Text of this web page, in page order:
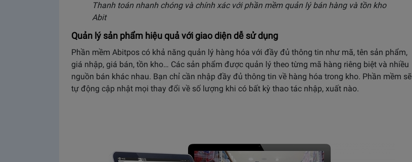
Thanh toán nhanh chóng và chính xác với phần mềm quản lý bán hàng và tồn kho
Abit
Quản lý sản phẩm hiệu quả với giao diện dễ sử dụng
Phần mềm Abitpos có khả năng quản lý hàng hóa với đầy đủ thông tin như mã, tên sản phẩm,
giá nhập, giá bán, tồn kho… Các sản phẩm được quản lý theo từng mã hàng riêng biệt và nhiều
nguồn bán khác nhau. Bạn chỉ cần nhập đầy đủ thông tin về hàng hóa trong kho. Phần mềm sẽ
tự động cập nhật mọi thay đổi về số lượng khi có bất kỳ thao tác nhập, xuất nào.